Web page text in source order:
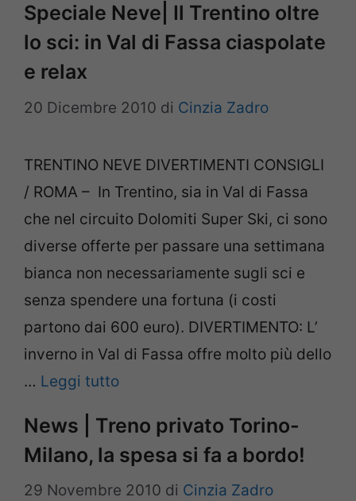
Speciale Neve| Il Trentino oltre
lo sci: in Val di Fassa ciaspolate
e relax
20 Dicembre 2010 di Cinzia Zadro
TRENTINO NEVE DIVERTIMENTI CONSIGLI
/ ROMA – In Trentino, sia in Val di Fassa
che nel circuito Dolomiti Super Ski, ci sono
diverse offerte per passare una settimana
bianca non necessariamente sugli sci e
senza spendere una fortuna (i costi
partono dai 600 euro). DIVERTIMENTO: L’
inverno in Val di Fassa offre molto più dello
… Leggi tutto
News | Treno privato Torino-
Milano, la spesa si fa a bordo!
29 Novembre 2010 di Cinzia Zadro